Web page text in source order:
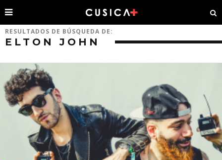
RESULTADOS DE BÚSQUEDA DE:
ELTON JOHN